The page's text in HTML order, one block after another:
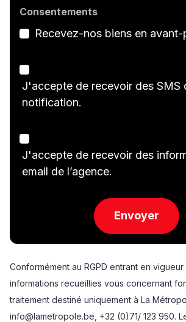
Consentements
Recevez-nos biens en avant-
J'accepte de recevoir des SMS
notification.
J'accepte de recevoir des
email de l’agence.
Conformément au RGPD entrant en vigueur
informations recueillies vous concernant
traitement destiné uniquement à La
info@lametropole.be, +32 (0)71/ 123 950.